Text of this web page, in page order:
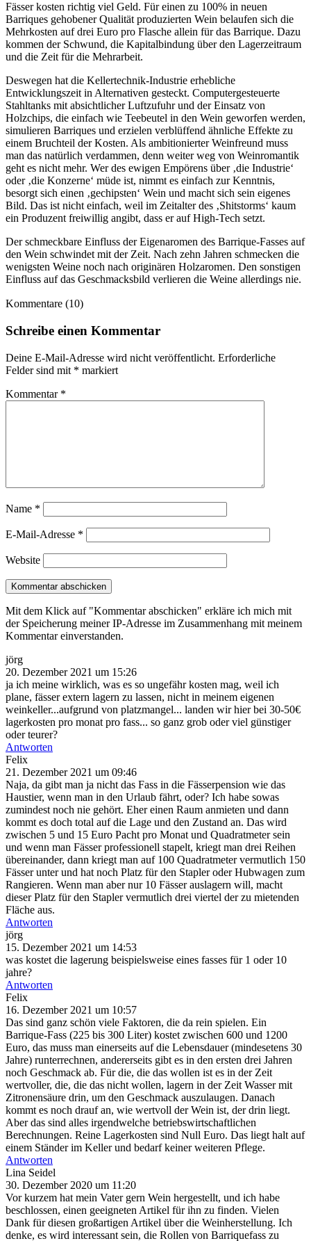
Fässer kosten richtig viel Geld. Für einen zu 100% in neuen
Barriques gehobener Qualität produzierten Wein belaufen sich die
Mehrkosten auf drei Euro pro Flasche allein für das Barrique. Dazu
kommen der Schwund, die Kapitalbindung über den Lagerzeitraum
und die Zeit für die Mehrarbeit.
Deswegen hat die Kellertechnik-Industrie erhebliche
Entwicklungszeit in Alternativen gesteckt. Computergesteuerte
Stahltanks mit absichtlicher Luftzufuhr und der Einsatz von
Holzchips, die einfach wie Teebeutel in den Wein geworfen werden,
simulieren Barriques und erzielen verblüffend ähnliche Effekte zu
einem Bruchteil der Kosten. Als ambitionierter Weinfreund muss
man das natürlich verdammen, denn weiter weg von Weinromantik
geht es nicht mehr. Wer des ewigen Empörens über ‚die Industrie‘
oder ‚die Konzerne‘ müde ist, nimmt es einfach zur Kenntnis,
besorgt sich einen ‚gechipsten‘ Wein und macht sich sein eigenes
Bild. Das ist nicht einfach, weil im Zeitalter des ‚Shitstorms‘ kaum
ein Produzent freiwillig angibt, dass er auf High-Tech setzt.
Der schmeckbare Einfluss der Eigenaromen des Barrique-Fasses auf
den Wein schwindet mit der Zeit. Nach zehn Jahren schmecken die
wenigsten Weine noch nach originären Holzaromen. Den sonstigen
Einfluss auf das Geschmacksbild verlieren die Weine allerdings nie.
Kommentare (10)
Schreibe einen Kommentar
Deine E-Mail-Adresse wird nicht veröffentlicht. Erforderliche
Felder sind mit * markiert
Kommentar *
Name *
E-Mail-Adresse *
Website
Mit dem Klick auf "Kommentar abschicken" erkläre ich mich mit
der Speicherung meiner IP-Adresse im Zusammenhang mit meinem
Kommentar einverstanden.
jörg
20. Dezember 2021 um 15:26
ja ich meine wirklich, was es so ungefähr kosten mag, weil ich
plane, fässer extern lagern zu lassen, nicht in meinem eigenen
weinkeller...aufgrund von platzmangel... landen wir hier bei 30-50€
lagerkosten pro monat pro fass... so ganz grob oder viel günstiger
oder teurer?
Antworten
Felix
21. Dezember 2021 um 09:46
Naja, da gibt man ja nicht das Fass in die Fässerpension wie das
Haustier, wenn man in den Urlaub fährt, oder? Ich habe sowas
zumindest noch nie gehört. Eher einen Raum anmieten und dann
kommt es doch total auf die Lage und den Zustand an. Das wird
zwischen 5 und 15 Euro Pacht pro Monat und Quadratmeter sein
und wenn man Fässer professionell stapelt, kriegt man drei Reihen
übereinander, dann kriegt man auf 100 Quadratmeter vermutlich 150
Fässer unter und hat noch Platz für den Stapler oder Hubwagen zum
Rangieren. Wenn man aber nur 10 Fässer auslagern will, macht
dieser Platz für den Stapler vermutlich drei viertel der zu mietenden
Fläche aus.
Antworten
jörg
15. Dezember 2021 um 14:53
was kostet die lagerung beispielsweise eines fasses für 1 oder 10
jahre?
Antworten
Felix
16. Dezember 2021 um 10:57
Das sind ganz schön viele Faktoren, die da rein spielen. Ein
Barrique-Fass (225 bis 300 Liter) kostet zwischen 600 und 1200
Euro, das muss man einerseits auf die Lebensdauer (mindesetens 30
Jahre) runterrechnen, andererseits gibt es in den ersten drei Jahren
noch Geschmack ab. Für die, die das wollen ist es in der Zeit
wertvoller, die, die das nicht wollen, lagern in der Zeit Wasser mit
Zitronensäure drin, um den Geschmack auszulaugen. Danach
kommt es noch drauf an, wie wertvoll der Wein ist, der drin liegt.
Aber das sind alles irgendwelche betriebswirtschaftlichen
Berechnungen. Reine Lagerkosten sind Null Euro. Das liegt halt auf
einem Ständer im Keller und bedarf keiner weiteren Pflege.
Antworten
Lina Seidel
30. Dezember 2020 um 11:20
Vor kurzem hat mein Vater gern Wein hergestellt, und ich habe
beschlossen, einen geeigneten Artikel für ihn zu finden. Vielen
Dank für diesen großartigen Artikel über die Weinherstellung. Ich
denke, es wird interessant sein, die Rollen von Barriquefass zu